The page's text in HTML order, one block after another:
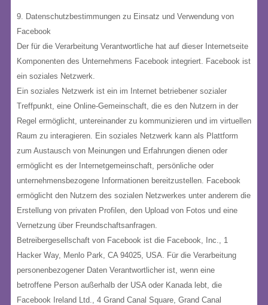
9. Datenschutzbestimmungen zu Einsatz und Verwendung von
Facebook
Der für die Verarbeitung Verantwortliche hat auf dieser Internetseite
Komponenten des Unternehmens Facebook integriert. Facebook ist
ein soziales Netzwerk.
Ein soziales Netzwerk ist ein im Internet betriebener sozialer
Treffpunkt, eine Online-Gemeinschaft, die es den Nutzern in der
Regel ermöglicht, untereinander zu kommunizieren und im virtuellen
Raum zu interagieren. Ein soziales Netzwerk kann als Plattform
zum Austausch von Meinungen und Erfahrungen dienen oder
ermöglicht es der Internetgemeinschaft, persönliche oder
unternehmensbezogene Informationen bereitzustellen. Facebook
ermöglicht den Nutzern des sozialen Netzwerkes unter anderem die
Erstellung von privaten Profilen, den Upload von Fotos und eine
Vernetzung über Freundschaftsanfragen.
Betreibergesellschaft von Facebook ist die Facebook, Inc., 1
Hacker Way, Menlo Park, CA 94025, USA. Für die Verarbeitung
personenbezogener Daten Verantwortlicher ist, wenn eine
betroffene Person außerhalb der USA oder Kanada lebt, die
Facebook Ireland Ltd., 4 Grand Canal Square, Grand Canal